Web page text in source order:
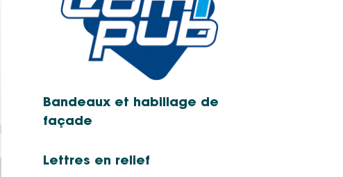
Bandeaux et habillage de
façade
Lettres en relief